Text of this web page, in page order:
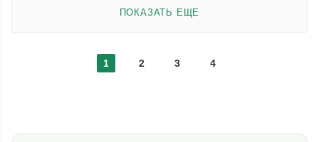
ПОКАЗАТЬ ЕЩЕ
1 2 3 4